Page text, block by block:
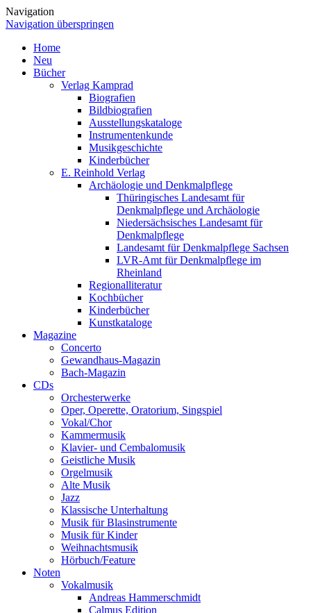
Navigation
Navigation überspringen
Home
Neu
Bücher
Verlag Kamprad
Biografien
Bildbiografien
Ausstellungskataloge
Instrumentenkunde
Musikgeschichte
Kinderbücher
E. Reinhold Verlag
Archäologie und Denkmalpflege
Thüringisches Landesamt für
Denkmalpflege und Archäologie
Niedersächsisches Landesamt für
Denkmalpflege
Landesamt für Denkmalpflege Sachsen
LVR-Amt für Denkmalpflege im
Rheinland
Regionalliteratur
Kochbücher
Kinderbücher
Kunstkataloge
Magazine
Concerto
Gewandhaus-Magazin
Bach-Magazin
CDs
Orchesterwerke
Oper, Operette, Oratorium, Singspiel
Vokal/Chor
Kammermusik
Klavier- und Cembalomusik
Geistliche Musik
Orgelmusik
Alte Musik
Jazz
Klassische Unterhaltung
Musik für Blasinstrumente
Musik für Kinder
Weihnachtsmusik
Hörbuch/Feature
Noten
Vokalmusik
Andreas Hammerschmidt
Calmus Edition